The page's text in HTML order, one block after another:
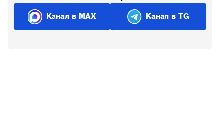
Канал в MAX Канал в TG